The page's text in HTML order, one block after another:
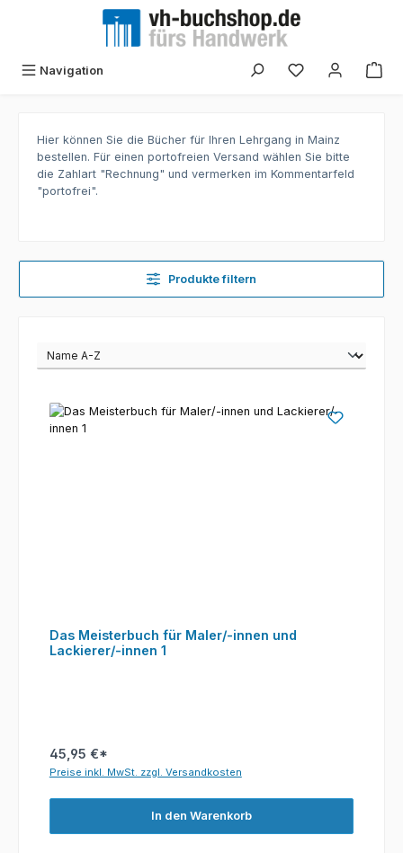
Zum Hauptinhalt springen
Navigation
Hier können Sie die Bücher für Ihren Lehrgang in Mainz
bestellen. Für einen portofreien Versand wählen Sie bitte
die Zahlart "Rechnung" und vermerken im Kommentarfeld
"portofrei".
Produkte filtern
Das Meisterbuch für Maler/-innen und
Lackierer/-innen 1
45,95 €*
Preise inkl. MwSt. zzgl. Versandkosten
In den Warenkorb